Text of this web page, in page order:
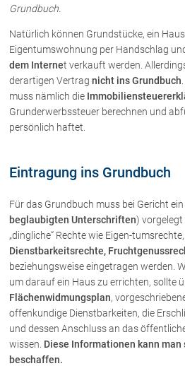
Kanzleiteam
Netzwerk
Download
Die Österreichischen Rechtsanwälte
Dr. Petra Piccolruaz
Dr. Roland Piccolruaz †
Mag. Raphaela Klotz
Rechtsnews
Publikationen
Paragraphen & Mehr
Grundbuch.
Natürlich können Grundstücke, ein
Eigentumswohnung per Handschlag
dem Internet verkauft werden.
derartigen Vertrag nicht ins Grundbuch
muss nämlich die
Grunderwerbssteuer berechnen und
persönlich haftet.
Eintragung ins Grundbuch
Für das Grundbuch muss bei Gericht
beglaubigten Unterschriften) vorgelegt
„dingliche“ Rechte wie Eigen-
Dienstbarkeitsrechte,
beziehungsweise eingetragen werden.
um darauf ein Haus zu errichten, sollte
Flächenwidmungsplan,
offenkundige Dienstbarkeiten, die
und dessen Anschluss an das
wissen. Diese Informationen kann
beschaffen.